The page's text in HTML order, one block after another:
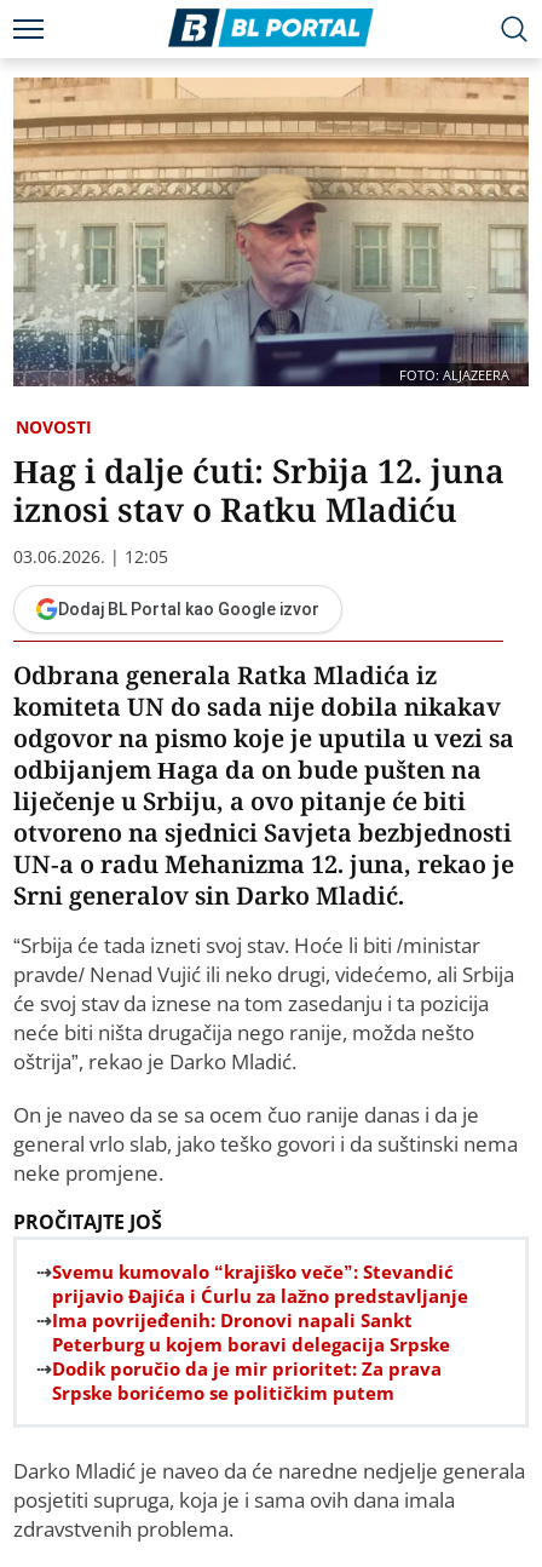
FOTO: ALJAZEERA
NOVOSTI
Hag i dalje ćuti: Srbija 12. juna
iznosi stav o Ratku Mladiću
03.06.2026. | 12:05
Dodaj BL Portal kao Google izvor
Odbrana generala Ratka Mladića iz
komiteta UN do sada nije dobila nikakav
odgovor na pismo koje je uputila u vezi sa
odbijanjem Haga da on bude pušten na
liječenje u Srbiju, a ovo pitanje će biti
otvoreno na sjednici Savjeta bezbjednosti
UN-a o radu Mehanizma 12. juna, rekao je
Srni generalov sin Darko Mladić.
“Srbija će tada izneti svoj stav. Hoće li biti /ministar
pravde/ Nenad Vujić ili neko drugi, videćemo, ali Srbija
će svoj stav da iznese na tom zasedanju i ta pozicija
neće biti ništa drugačija nego ranije, možda nešto
oštrija”, rekao je Darko Mladić.
On je naveo da se sa ocem čuo ranije danas i da je
general vrlo slab, jako teško govori i da suštinski nema
neke promjene.
PROČITAJTE JOŠ
Svemu kumovalo “krajiško veče”: Stevandić
prijavio Đajića i Ćurlu za lažno predstavljanje
Ima povrijeđenih: Dronovi napali Sankt
Peterburg u kojem boravi delegacija Srpske
Dodik poručio da je mir prioritet: Za prava
Srpske borićemo se političkim putem
Darko Mladić je naveo da će naredne nedjelje generala
posjetiti supruga, koja je i sama ovih dana imala
zdravstvenih problema.